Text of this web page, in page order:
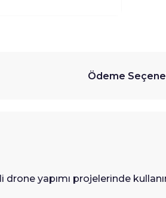
Ödeme
drone yapımı projelerinde